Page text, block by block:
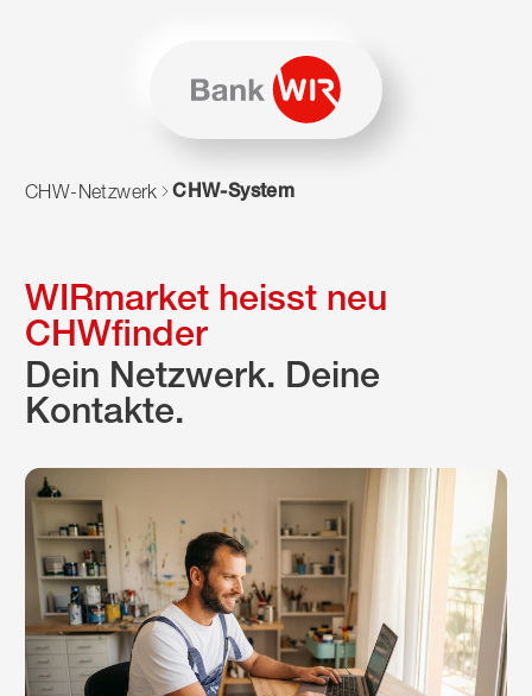
Zum Navigieren dieser Seite wird JavaScript benötigt.
CHW-Netzwerk CHW-System
WIRmarket heisst neu
CHWfinder
Dein Netzwerk. Deine
Kontakte.